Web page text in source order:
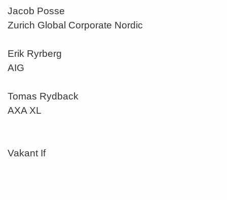
Jacob Posse
Zurich Global Corporate Nordic
Erik Ryrberg
AIG
Tomas Rydback
AXA XL
Vakant If